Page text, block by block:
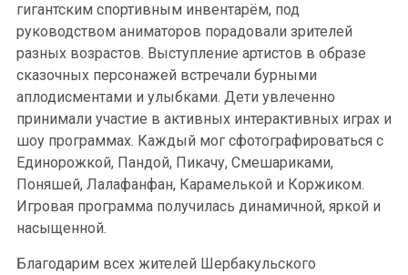
гигантским спортивным инвентарём, под
руководством аниматоров порадовали зрителей
разных возрастов. Выступление артистов в образе
сказочных персонажей встречали бурными
аплодисментами и улыбками. Дети увлеченно
принимали участие в активных интерактивных играх и
шоу программах. Каждый мог сфотографироваться с
Единорожкой, Пандой, Пикачу, Смешариками,
Поняшей, Лалафанфан, Карамелькой и Коржиком.
Игровая программа получилась динамичной, яркой и
насыщенной.
Благодарим всех жителей Шербакульского